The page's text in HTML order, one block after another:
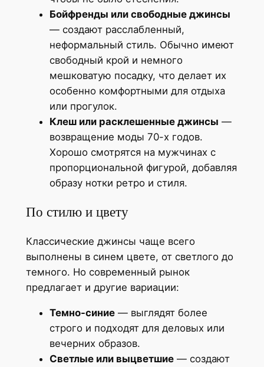
Бойфренды или свободные джинсы
— создают расслабленный,
неформальный стиль. Обычно имеют
свободный крой и немного
мешковатую посадку, что делает их
особенно комфортными для отдыха
или прогулок.
Клеш или расклешенные джинсы —
возвращение моды 70-х годов.
Хорошо смотрятся на мужчинах с
пропорциональной фигурой, добавляя
образу нотки ретро и стиля.
По стилю и цвету
Классические джинсы чаще всего
выполнены в синем цвете, от светлого до
темного. Но современный рынок
предлагает и другие вариации:
Темно-синие— выглядят более
строго и подходят для деловых или
вечерних образов.
Светлые или выцветшие— создают